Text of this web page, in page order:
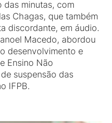
das minutas, com
Chagas, que também
discordante, em áudio.
Macedo, abordou
desenvolvimento e
Ensino Não
suspensão das
IFPB.